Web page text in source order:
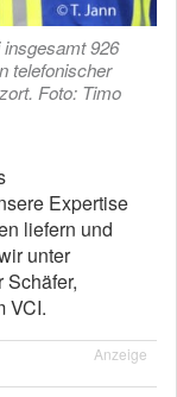
926
telefonischer
Foto: Timo
Expertise
liefern und
unter
Schäfer,
VCI.
Anzeige